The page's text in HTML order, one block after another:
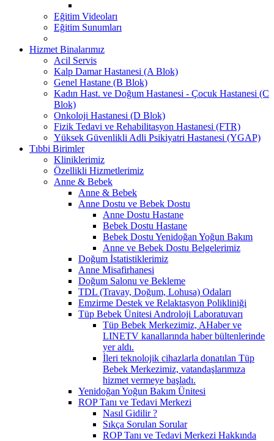
Eğitim Videoları
Eğitim Sunumları
Hizmet Binalarımız
Acil Servis
Kalp Damar Hastanesi (A Blok)
Genel Hastane (B Blok)
Kadın Hast. ve Doğum Hastanesi - Çocuk Hastanesi (C
Blok)
Onkoloji Hastanesi (D Blok)
Fizik Tedavi ve Rehabilitasyon Hastanesi (FTR)
Yüksek Güvenlikli Adli Psikiyatri Hastanesi (YGAP)
Tıbbi Birimler
Kliniklerimiz
Özellikli Hizmetlerimiz
Anne & Bebek
Anne & Bebek
Anne Dostu ve Bebek Dostu
Anne Dostu Hastane
Bebek Dostu Hastane
Bebek Dostu Yenidoğan Yoğun Bakım
Anne ve Bebek Dostu Belgelerimiz
Doğum İstatistiklerimiz
Anne Misafirhanesi
Doğum Salonu ve Bekleme
TDL (Travay, Doğum, Lohusa) Odaları
Emzirme Destek ve Relaktasyon Polikliniği
Tüp Bebek Ünitesi Androloji Laboratuvarı
Tüp Bebek Merkezimiz, AHaber ve
LINETV kanallarında haber bültenlerinde
yer aldı.
İleri teknolojik cihazlarla donatılan Tüp
Bebek Merkezimiz, vatandaşlarımıza
hizmet vermeye başladı.
Yenidoğan Yoğun Bakım Ünitesi
ROP Tanı ve Tedavi Merkezi
Nasıl Gidilir ?
Sıkça Sorulan Sorular
ROP Tanı ve Tedavi Merkezi Hakkında